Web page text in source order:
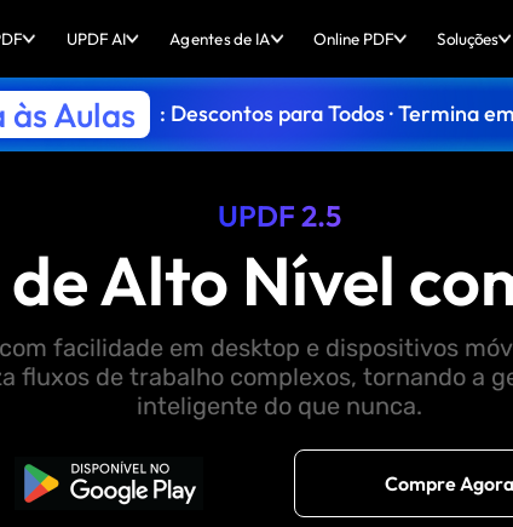
UPDF AI Agentes de IA Online PDF Soluções
Aulas : Descontos para Todos · Termina
UPDF 2.5
Alto Nível
facilidade em desktop e dispositivos
fluxos de trabalho complexos, tornando a
inteligente do que nunca.
Baixar Grátis Compre Agora